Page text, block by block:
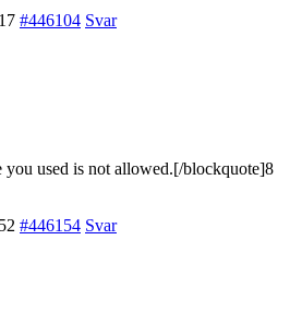
#446104 Svar
used is not allowed.[/blockquote]8
#446154 Svar